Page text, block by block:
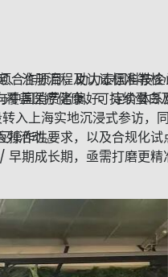
合作项目，助力泰国科技
盖医疗健康、可持续蛋白
入上海实地沉浸式参访，
列活动。
、注册流程及认证标准等核
中国消费者偏好、定价体系
操作性要求，以及合规化试
期成长期，亟需打磨更精